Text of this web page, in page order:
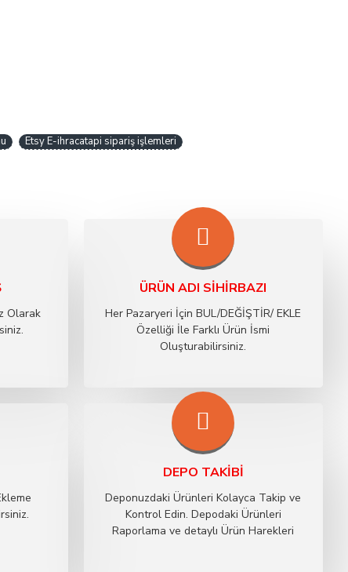
Etsy E-ihracatapi sipariş işlemleri
Olarak
ÜRÜN ADI SIHIRBAZI
Her Pazaryeri İçin BUL/DEĞİŞTİR/ EKLE
Özelliği İle Farklı Ürün İsmi
Oluşturabilirsiniz.
DEPO TAKIBI
Deponuzdaki Ürünleri Kolayca Takip ve
Kontrol Edin. Depodaki Ürünleri
Raporlama ve detaylı Ürün Harekleri